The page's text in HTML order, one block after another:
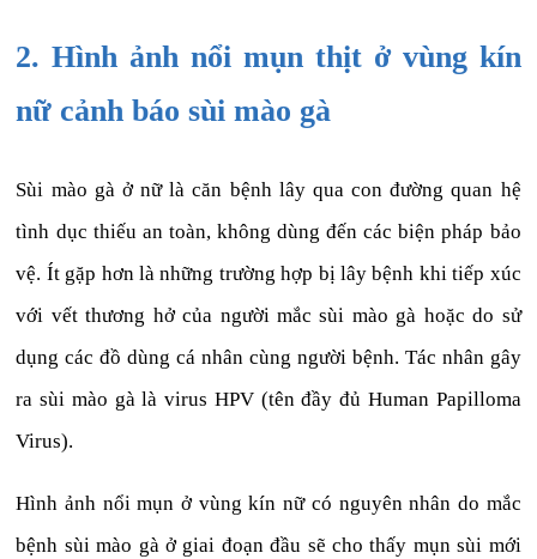
2. Hình ảnh nổi mụn thịt ở vùng kín
nữ cảnh báo sùi mào gà
Sùi mào gà ở nữ là căn bệnh lây qua con đường quan hệ
tình dục thiếu an toàn, không dùng đến các biện pháp bảo
vệ. Ít gặp hơn là những trường hợp bị lây bệnh khi tiếp xúc
với vết thương hở của người mắc sùi mào gà hoặc do sử
dụng các đồ dùng cá nhân cùng người bệnh. Tác nhân gây
ra sùi mào gà là virus HPV (tên đầy đủ Human Papilloma
Virus).
Hình ảnh nổi mụn ở vùng kín nữ có nguyên nhân do mắc
bệnh sùi mào gà ở giai đoạn đầu sẽ cho thấy mụn sùi mới